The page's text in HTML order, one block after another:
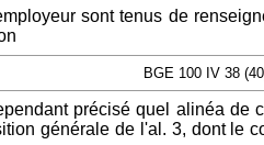
sont tenus de
BGE 100 IV 38
précisé quel alinéa
générale de l'al. 3, dont le